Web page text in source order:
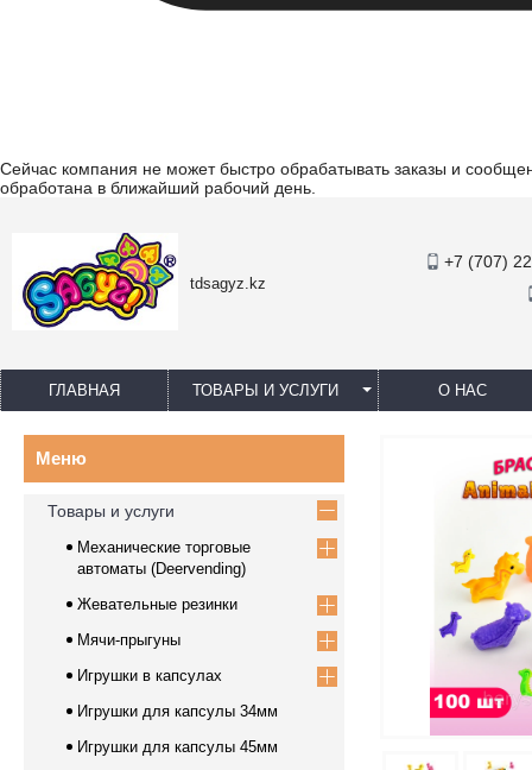
Сейчас компания не может быстро обрабатывать заказы и
обработана в ближайший рабочий день.
tdsagyz.kz
+7 (707)
ГЛАВНАЯ ТОВАРЫ И УСЛУГИ О НАС
Товары и услуги
Механические торговые
автоматы (Deervending)
Жевательные резинки
Мячи-прыгуны
Игрушки в капсулах
Игрушки для капсулы 34мм
Игрушки для капсулы 45мм